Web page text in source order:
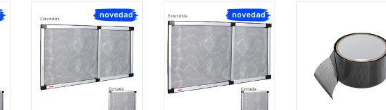
novedad novedad